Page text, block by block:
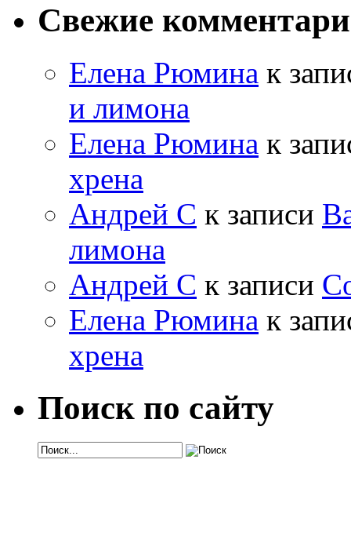
Свежие
Елена Рюмина к
и лимона
Елена Рюмина к
хрена
Андрей С к записи
лимона
Андрей С к записи
Елена Рюмина к
хрена
Поиск по сайту